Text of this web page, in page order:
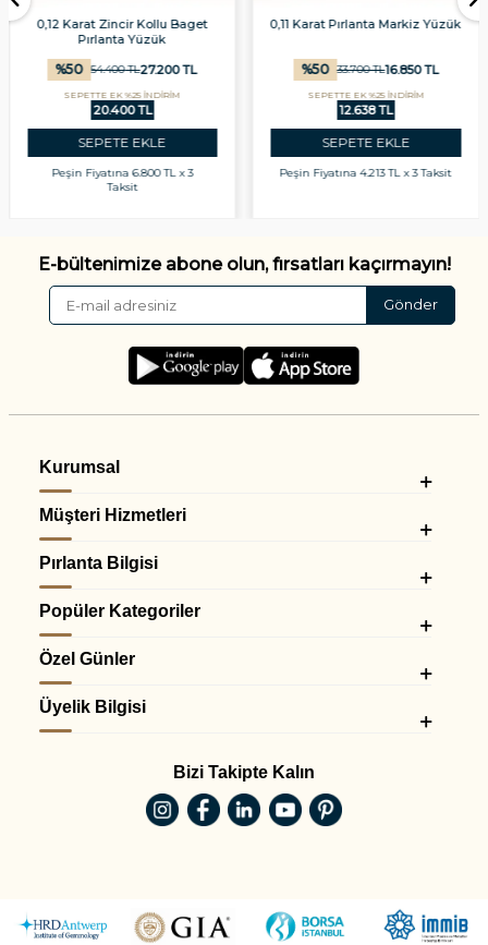
0,12 Karat Zincir Kollu Baget
Pırlanta Yüzük
%50 54.400TL27.200TL
SEPETTE EK %25 İNDİRİM
20.400 TL
SEPETE EKLE
Peşin Fiyatına6.800 TL x 3
Taksit
0,11 Karat Pırlanta Markiz Yüzük
%50 33.700TL16.850TL
SEPETTE EK %25 İNDİRİM
12.638 TL
SEPETE EKLE
Peşin Fiyatına4.213 TL x 3 Taksit
E-bültenimize abone olun, fırsatları kaçırmayın!
Gönder
Kurumsal
Müşteri Hizmetleri
Pırlanta Bilgisi
Popüler Kategoriler
Özel Günler
Üyelik Bilgisi
Bizi Takipte Kalın